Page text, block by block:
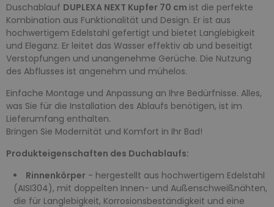
Duschablauf DUPLEXA NEXT Kupfer 70 cm ist die perfekte
Kombination aus Funktionalität und Design. Er ist aus
hochwertigem Edelstahl gefertigt und bietet Langlebigkeit
und Eleganz. Er leitet das Wasser effektiv ab und beseitigt
Verstopfungen und unangenehme Gerüche. Die Nutzung
des Abflusses ist angenehm und mühelos.
Einfache Montage und Anpassung an Ihre Bedürfnisse. Alles,
was Sie für die Installation des Ablaufs benötigen, ist im
Lieferumfang enthalten.
Bringen Sie Modernität und Komfort in Ihr Bad!
Produkteigenschaften des Duchablaufs:
Rinnenkörper - hergestellt aus hochwertigem Edelstahl
(AISI304), mit doppelten Innen- und Außenschweißnähten,
die für Langlebigkeit, Korrosionsbeständigkeit und eine